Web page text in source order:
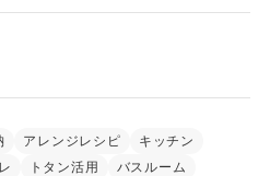
アレンジレシピ
キッチン
トタン活用
バスルーム